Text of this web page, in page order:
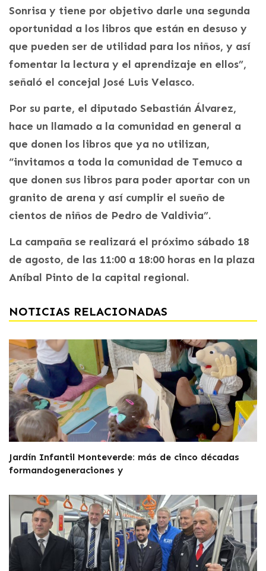
Sonrisa y tiene por objetivo darle una segunda
oportunidad a los libros que están en desuso y
que pueden ser de utilidad para los niños, y así
fomentar la lectura y el aprendizaje en ellos”,
señaló el concejal José Luis Velasco.
Por su parte, el diputado Sebastián Álvarez,
hace un llamado a la comunidad en general a
que donen los libros que ya no utilizan,
“invitamos a toda la comunidad de Temuco a
que donen sus libros para poder aportar con un
granito de arena y así cumplir el sueño de
cientos de niños de Pedro de Valdivia”.
La campaña se realizará el próximo sábado 18
de agosto, de las 11:00 a 18:00 horas en la plaza
Aníbal Pinto de la capital regional.
NOTICIAS RELACIONADAS
Jardín Infantil Monteverde: más de cinco décadas
formandogeneraciones y